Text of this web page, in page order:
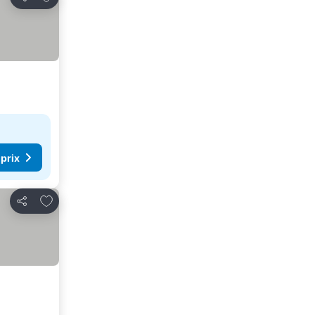
Partager
Partager
Ajouter à mes favoris